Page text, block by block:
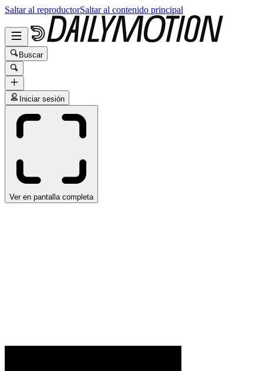
Saltar al reproductorSaltar al contenido principal
Buscar
Iniciar sesión
Ver en pantalla completa